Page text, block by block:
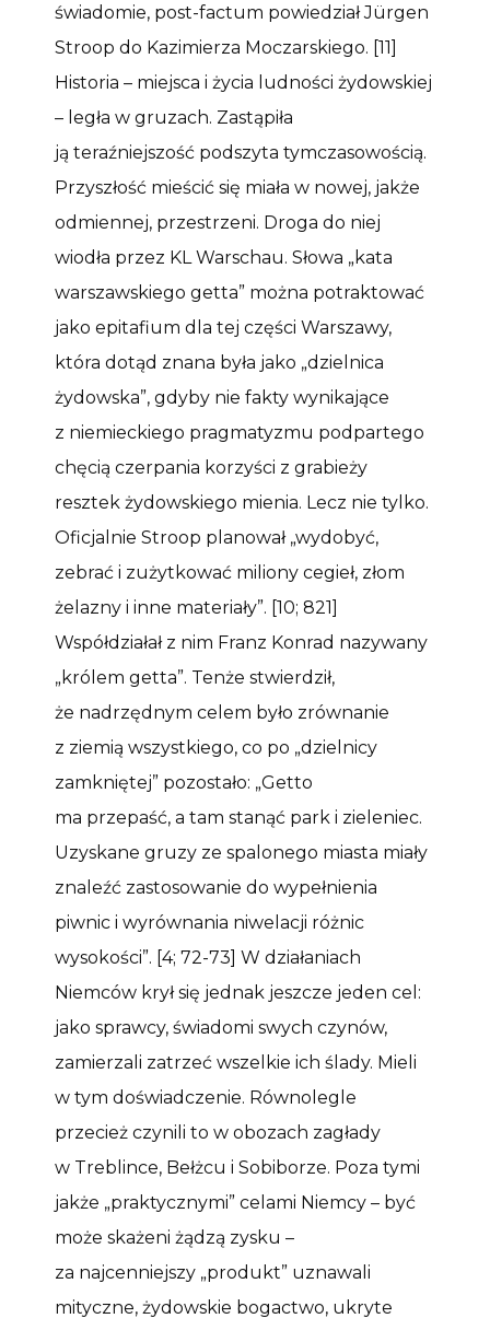
świadomie, post-factum powiedział Jürgen
Stroop do Kazimierza Moczarskiego. [11]
Historia – miejsca i życia ludności żydowskiej
– legła w gruzach. Zastąpiła
ją teraźniejszość podszyta tymczasowością.
Przyszłość mieścić się miała w nowej, jakże
odmiennej, przestrzeni. Droga do niej
wiodła przez KL Warschau. Słowa „kata
warszawskiego getta” można potraktować
jako epitafium dla tej części Warszawy,
która dotąd znana była jako „dzielnica
żydowska”, gdyby nie fakty wynikające
z niemieckiego pragmatyzmu podpartego
chęcią czerpania korzyści z grabieży
resztek żydowskiego mienia. Lecz nie tylko.
Oficjalnie Stroop planował „wydobyć,
zebrać i zużytkować miliony cegieł, złom
żelazny i inne materiały”. [10; 821]
Współdziałał z nim Franz Konrad nazywany
„królem getta”. Tenże stwierdził,
że nadrzędnym celem było zrównanie
z ziemią wszystkiego, co po „dzielnicy
zamkniętej” pozostało: „Getto
ma przepaść, a tam stanąć park i zieleniec.
Uzyskane gruzy ze spalonego miasta miały
znaleźć zastosowanie do wypełnienia
piwnic i wyrównania niwelacji różnic
wysokości”. [4; 72-73] W działaniach
Niemców krył się jednak jeszcze jeden cel:
jako sprawcy, świadomi swych czynów,
zamierzali zatrzeć wszelkie ich ślady. Mieli
w tym doświadczenie. Równolegle
przecież czynili to w obozach zagłady
w Treblince, Bełżcu i Sobiborze. Poza tymi
jakże „praktycznymi” celami Niemcy – być
może skażeni żądzą zysku –
za najcenniejszy „produkt” uznawali
mityczne, żydowskie bogactwo, ukryte